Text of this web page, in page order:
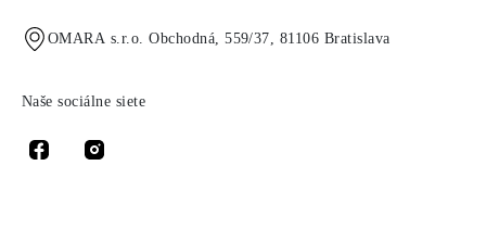
OMARA s.r.o. Obchodná, 559/37, 81106 Bratislava
Naše sociálne siete